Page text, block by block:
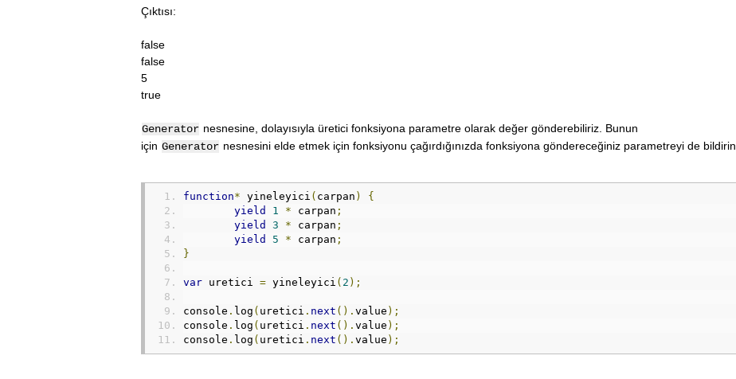
Çıktısı:
false
false
5
true
Generator nesnesine, dolayısıyla üretici fonksiyona parametre olarak değer gönderebiliriz. Bunun
için Generator nesnesini elde etmek için fonksiyonu çağırdığınızda fonksiyona göndereceğiniz parametreyi de bildirin.
function* yineleyici ( carpan )
{
yield
1 * carpan ;
yield
3 * carpan ;
yield
5 * carpan ;
}
var uretici = yineleyici ( 2 );
console . log ( uretici . next (). value );
console . log ( uretici . next (). value );
console . log ( uretici . next (). value );